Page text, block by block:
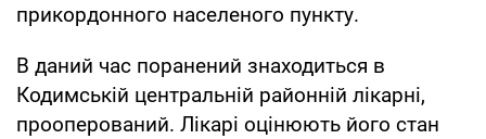
прикордонного населеного пункту.
В даний час поранений знаходиться в
Кодимській центральній районній лікарні,
прооперований. Лікарі оцінюють його стан